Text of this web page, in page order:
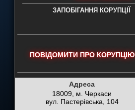
науково-дослідний експертно-
- проведення всих видів судових
експертиз
ЗАПОБІГАННЯ КОРУПЦІЇ
ПОВІДОМИТИ ПРО КОРУПЦІЮ
Адреса
18009, м. Черкаси
вул. Пастерівська, 104